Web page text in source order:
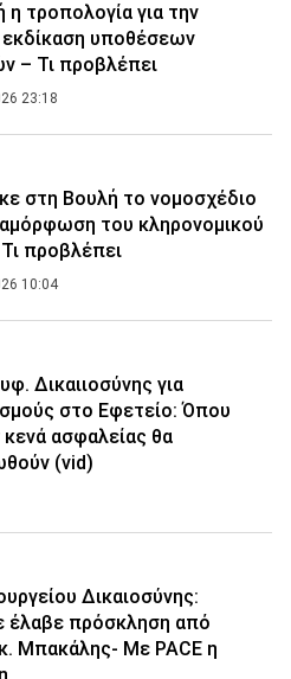
η τροπολογία για την
εκδίκαση υποθέσεων
– Τι προβλέπει
23:18
στη Βουλή το νομοσχέδιο
του κληρονομικού
προβλέπει
10:04
Δικαιιοσύνης για
στο Εφετείο: Όπου
ασφαλείας θα
(vid)
Δικαιοσύνης:
έλαβε πρόσκληση από
Μπακάλης- Με PACE η